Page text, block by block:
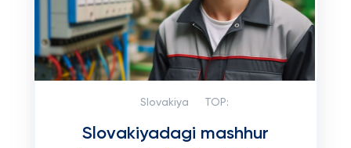
Slovakiya TOP:
Slovakiyadagi mashhur